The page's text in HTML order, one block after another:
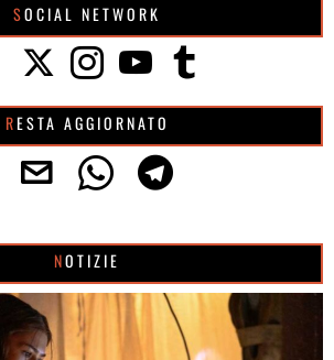
SOCIAL NETWORK
RESTA AGGIORNATO
NOTIZIE